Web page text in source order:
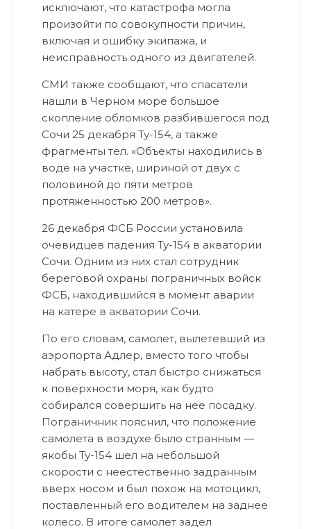
исключают, что катастрофа могла
произойти по совокупности причин,
включая и ошибку экипажа, и
неисправность одного из двигателей.
СМИ также сообщают, что спасатели
нашли в Черном море большое
скопление обломков разбившегося под
Сочи 25 декабря Ту-154, а также
фрагменты тел. «Объекты находились в
воде на участке, шириной от двух с
половиной до пяти метров
протяженностью 200 метров».
26 декабря ФСБ России установила
очевидцев падения Ту-154 в акватории
Сочи. Одним из них стал сотрудник
береговой охраны пограничных войск
ФСБ, находившийся в момент аварии
на катере в акватории Сочи.
По его словам, самолет, вылетевший из
аэропорта Адлер, вместо того чтобы
набрать высоту, стал быстро снижаться
к поверхности моря, как будто
собирался совершить на нее посадку.
Пограничник пояснил, что положение
самолета в воздухе было странным —
якобы Ту-154 шел на небольшой
скорости с неестественно задранным
вверх носом и был похож на мотоцикл,
поставленный его водителем на заднее
колесо. В итоге самолет задел